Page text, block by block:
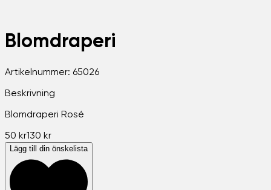
Blomdraperi
Artikelnummer: 65026
Beskrivning
Blomdraperi Rosé
50 kr130 kr
Lägg till din önskelista